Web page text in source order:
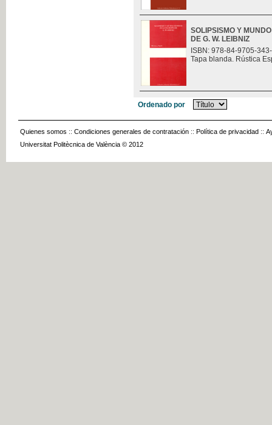
SOLIPSISMO Y
DE G. W. LEIBNIZ
ISBN: 978-84-9705-
Tapa blanda. Rústica
Ordenado por
Quienes somos :: Condiciones generales de contratación :: Política de privacidad ::
Universitat Politècnica de València © 2012